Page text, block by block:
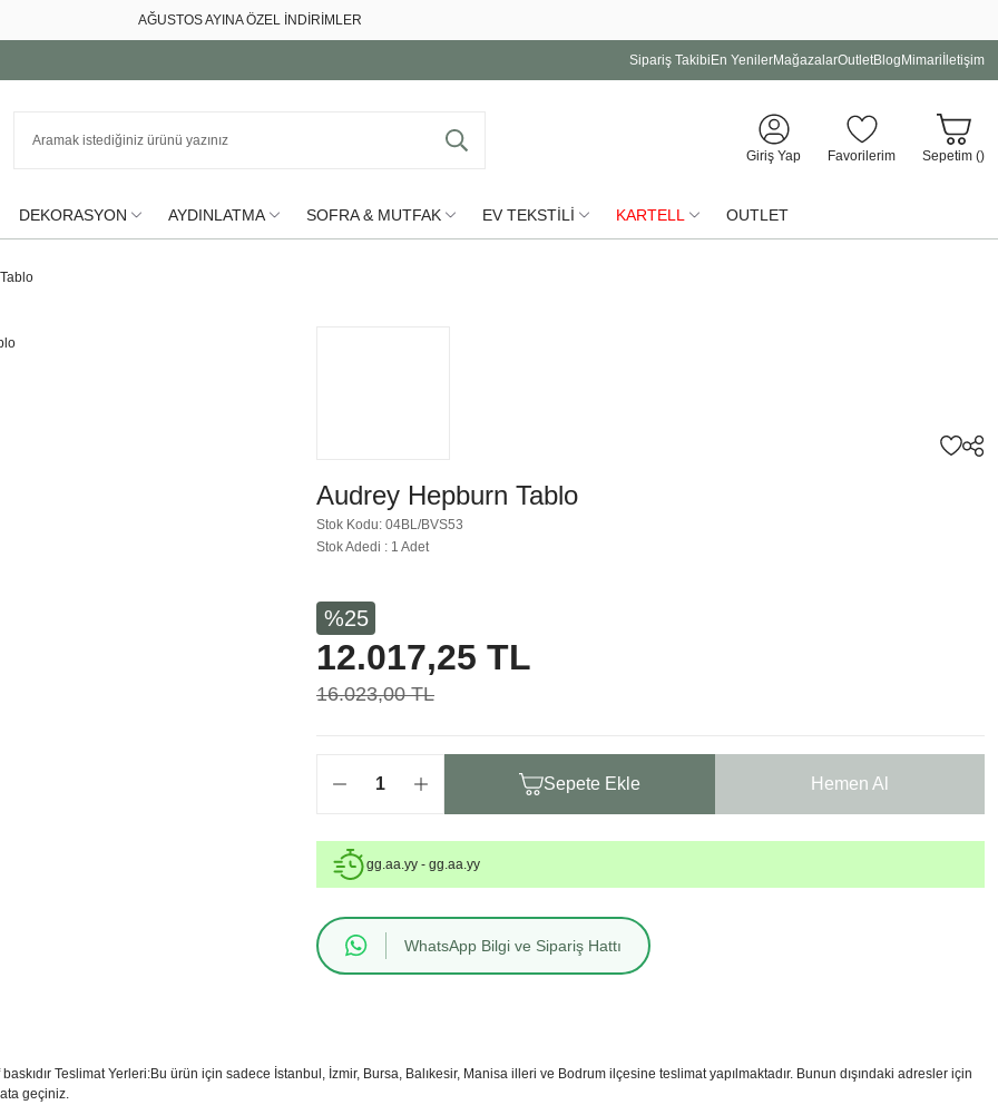
AĞUSTOS AYINA ÖZEL İNDİRİMLER
Sipariş Takibi En YenilerMağazalarOutletBlog Mimari İletişim
Giriş Yap Favorilerim Sepetim ()
DEKORASYON AYDINLATMA SOFRA & MUTFAK EV TEKSTİLİ KARTELL OUTLET
Audrey Hepburn Tablo
Stok Kodu: 04BL/BVS53
Stok Adedi : 1 Adet
%25
12.017,25 TL
16.023,00 TL
Sepete Ekle Hemen Al
gg.aa.yy - gg.aa.yy
WhatsApp Bilgi ve Sipariş Hattı
Teslimat Yerleri:Bu ürün için sadece İstanbul, İzmir, Bursa, Balıkesir, Manisa illeri ve Bodrum ilçesine teslimat yapılmaktadır. Bunun dışındaki adresler için
geçiniz.